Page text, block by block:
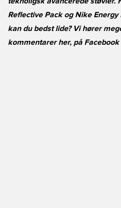
Reflective Pack og Nike
kan du bedst lide? Vi hører
kommentarer her, på Facebook